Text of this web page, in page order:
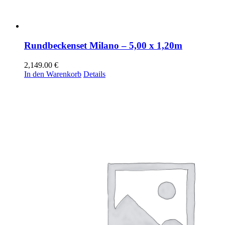
Rundbeckenset Milano – 5,00 x 1,20m
2,149.00 €
In den Warenkorb Details